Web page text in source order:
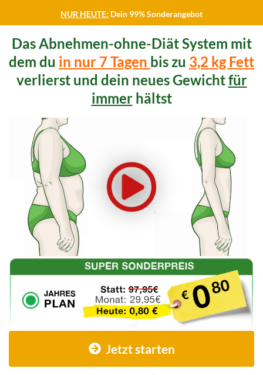
NUR HEUTE: Dein 99% Sonderangebot
Das Abnehmen-ohne-Diät System mit
dem du in nur 7 Tagen bis zu 3,2 kg Fett
verlierst und dein neues Gewichtfür
immerhältst
Jetzt starten